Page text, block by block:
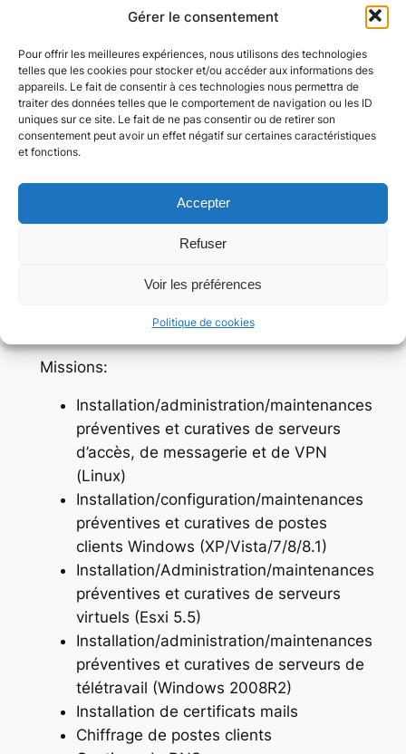
Gérer le consentement
Pour offrir les meilleures expériences, nous utilisons des technologies
telles que les cookies pour stocker et/ou accéder aux informations des
appareils. Le fait de consentir à ces technologies nous permettra de
traiter des données telles que le comportement de navigation ou les ID
uniques sur ce site. Le fait de ne pas consentir ou de retirer son
consentement peut avoir un effet négatif sur certaines caractéristiques
et fonctions.
Accepter
Refuser
Voir les préférences
Politique de cookies
préventives et curatives de réseaux
Installation et gestion de système de
messagerie sous Exchange Online
Installation et gestion d’anti-spam Mail
In Black
Assistance utilisateur niveaux 1 et 2
Gestion de systèmes de sauvegardes
Installation de serveur Web sous Linux
maintenance, SociétéFIDIT/solulog
Missions:
Installation/administration/maintenances
préventives et curatives de serveurs
d’accès, de messagerie et de VPN
(Linux)
Installation/configuration/maintenances
préventives et curatives de postes
clients Windows (XP/Vista/7/8/8.1)
Installation/Administration/maintenances
préventives et curatives de serveurs
virtuels (Esxi 5.5)
Installation/administration/maintenances
préventives et curatives de serveurs de
télétravail (Windows 2008R2)
Installation de certificats mails
Chiffrage de postes clients